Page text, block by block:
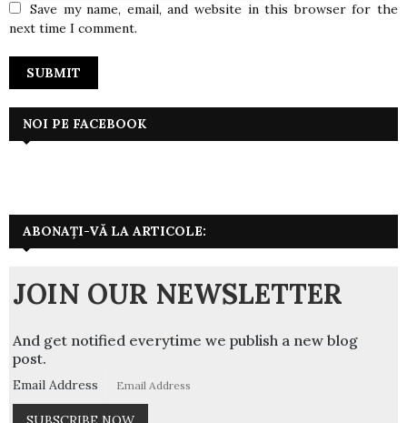
Save my name, email, and website in this browser for the
next time I comment.
NOI PE FACEBOOK
ABONAȚI-VĂ LA ARTICOLE:
JOIN OUR NEWSLETTER
And get notified everytime we publish a new blog
post.
Email Address